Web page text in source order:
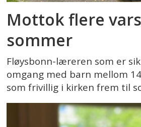
Mottok flere
sommer
Fløysbonn-læreren som er
omgang med barn mellom
som frivillig i kirken frem til